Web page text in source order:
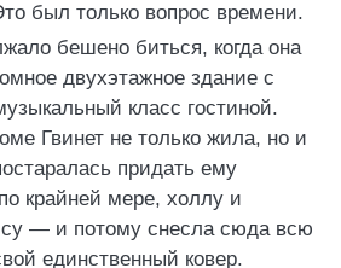
был только вопрос времени.
бешено биться, когда она
двухэтажное здание с
класс гостиной.
Гвинет не только жила, но и
придать ему
крайней мере, холлу и
— и потому снесла сюда всю
единственный ковер.